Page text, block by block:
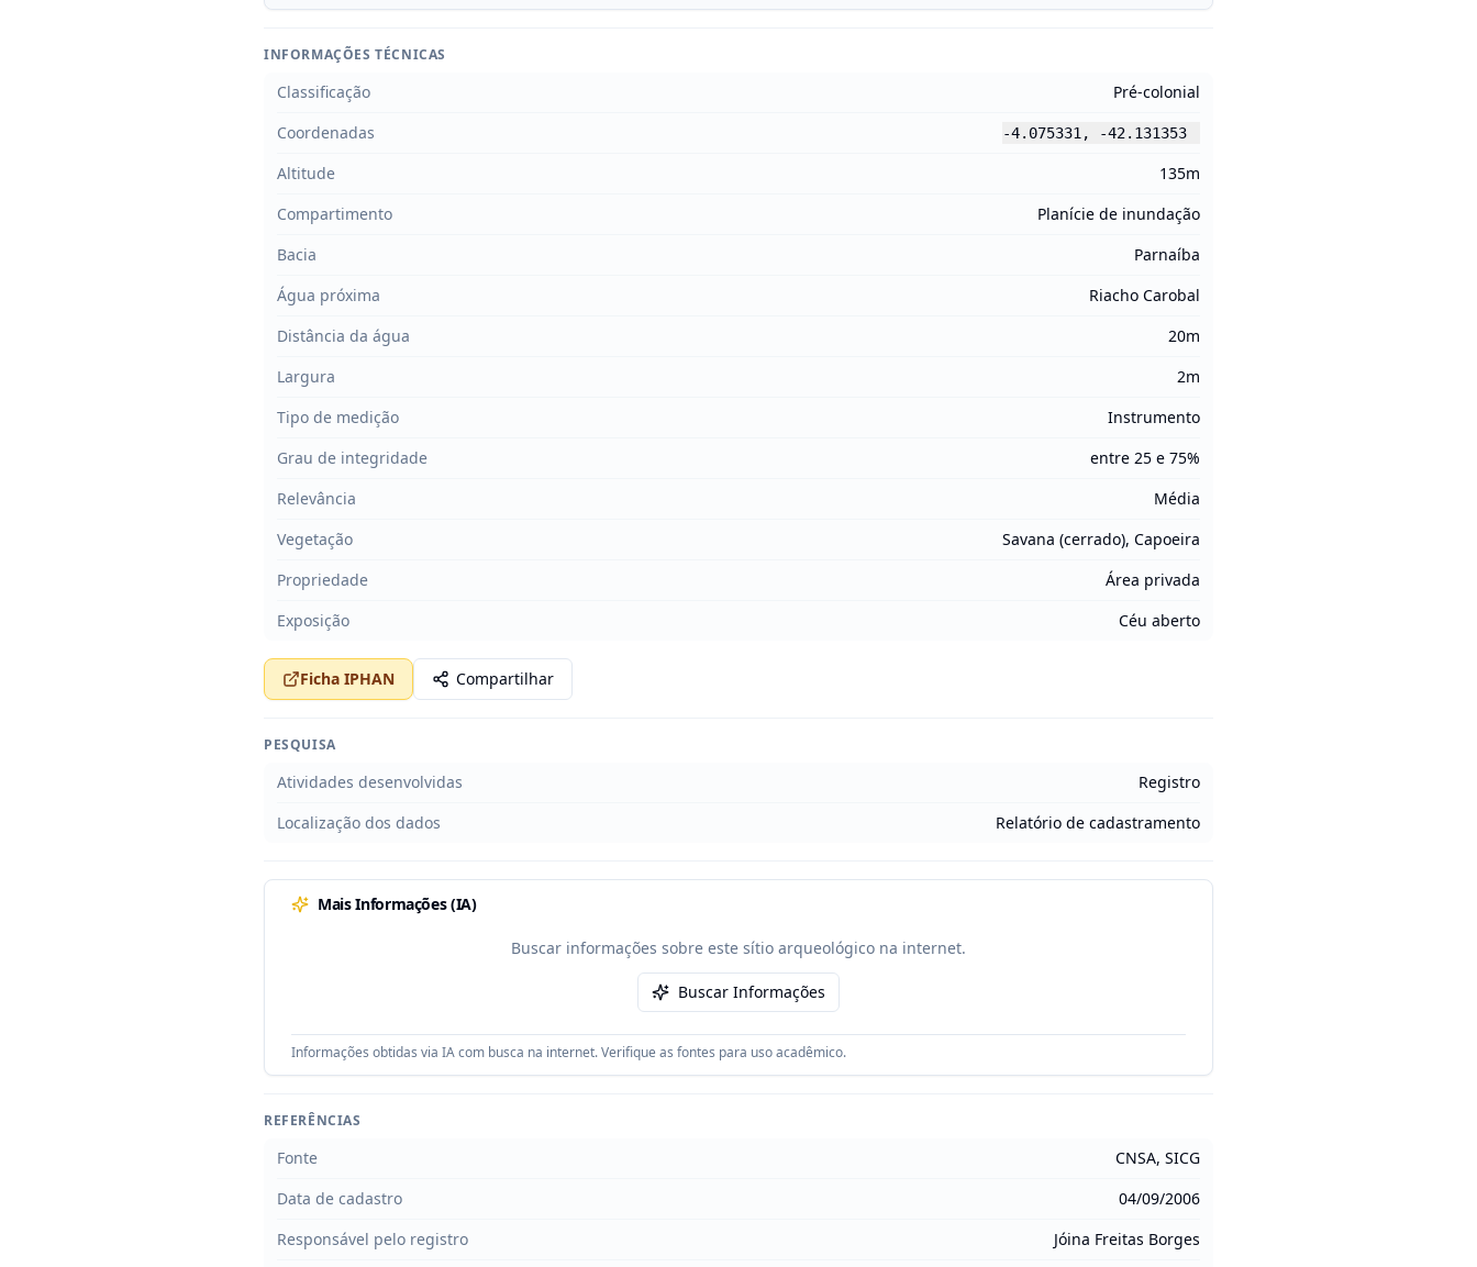
INFORMAÇÕES TÉCNICAS
Classificação
Pré-colonial
Coordenadas
-4.075331 , -42.131353
Altitude
135m
Compartimento
Planície de inundação
Bacia
Parnaíba
Água próxima
Riacho Carobal
Distância da água
20m
Largura
2m
Tipo de medição
Instrumento
Grau de integridade
entre 25 e 75%
Relevância
Média
Vegetação
Savana (cerrado), Capoeira
Propriedade
Área privada
Exposição
Céu aberto
Ficha IPHAN Compartilhar
PESQUISA
Atividades desenvolvidas
Registro
Localização dos dados
Relatório de cadastramento
Mais Informações (IA)
Buscar informações sobre este sítio arqueológico na internet.
Buscar Informações
Informações obtidas via IA com busca na internet. Verifique as fontes para uso acadêmico.
REFERÊNCIAS
Fonte
CNSA, SICG
Data de cadastro
04/09/2006
Responsável pelo registro
Jóina Freitas Borges